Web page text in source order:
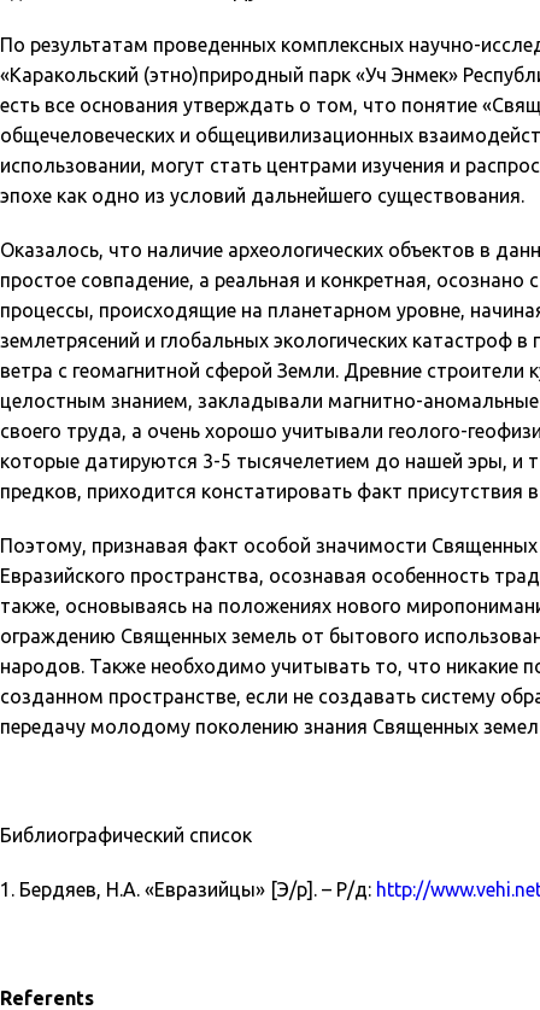
По результатам проведенных комплексных научно-
«Каракольский (этно)природный парк «Уч Энмек»
есть все основания утверждать о том, что понятие
общечеловеческих и общецивилизационных
использовании, могут стать центрами изучения и
эпохе как одно из условий дальнейшего существования.
Оказалось, что наличие археологических объектов в
простое совпадение, а реальная и конкретная,
процессы, происходящие на планетарном уровне,
землетрясений и глобальных экологических катастроф
ветра с геомагнитной сферой Земли. Древние
целостным знанием, закладывали магнитно-
своего труда, а очень хорошо учитывали геолого-
которые датируются 3-5 тысячелетием до нашей эры, и
предков, приходится констатировать факт присутствия
Поэтому, признавая факт особой значимости
Евразийского пространства, осознавая особенность
также, основываясь на положениях нового
ограждению Священных земель от бытового
народов. Также необходимо учитывать то, что никакие
созданном пространстве, если не создавать систему
передачу молодому поколению знания Священных
Библиографический список
1. Бердяев, Н.А. «Евразийцы» [Э/р]. – Р/д: http://
Referents